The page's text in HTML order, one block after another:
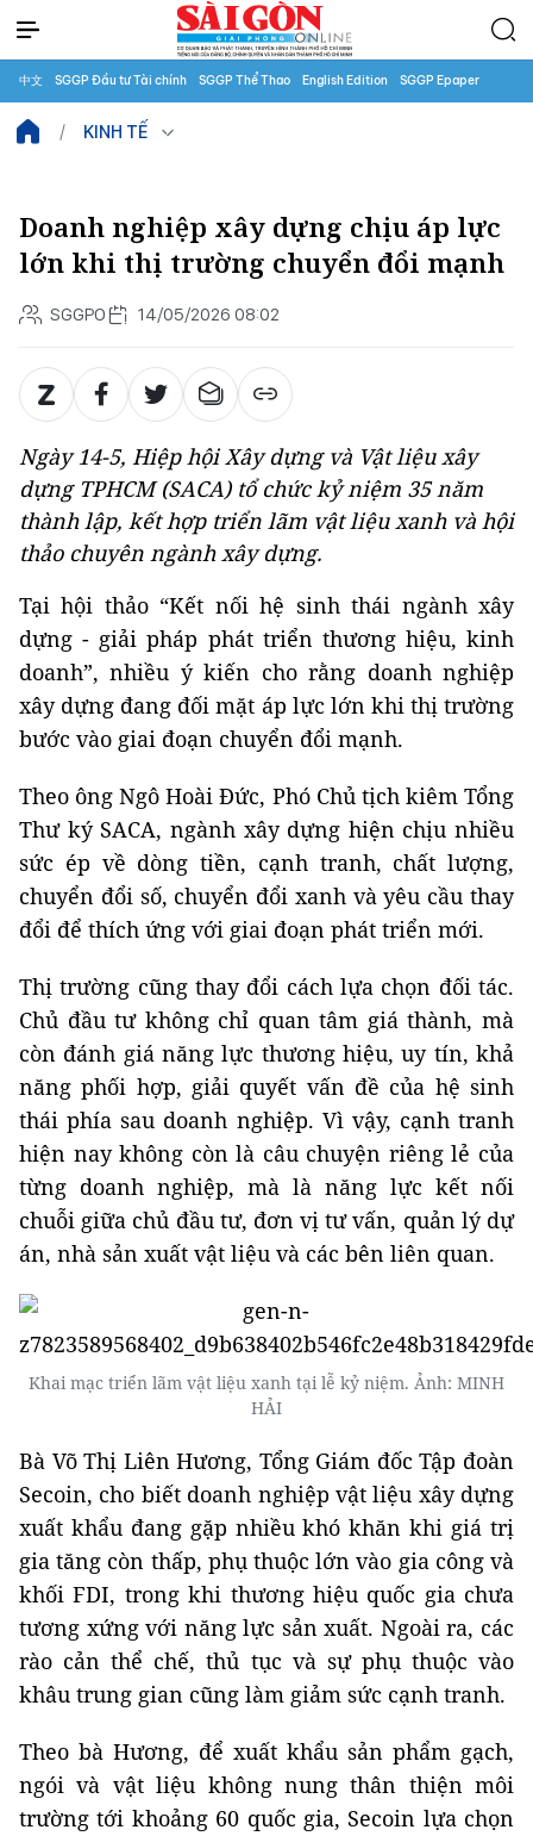
中文 SGGP Đầu tư Tài chính SGGP Thể Thao English Edition SGGP Epaper
KINH TẾ
Doanh nghiệp xây dựng chịu áp lực
lớn khi thị trường chuyển đổi mạnh
SGGPO 14/05/2026 08:02
Ngày 14-5, Hiệp hội Xây dựng và Vật liệu xây
dựng TPHCM (SACA) tổ chức kỷ niệm 35 năm
thành lập, kết hợp triển lãm vật liệu xanh và hội
thảo chuyên ngành xây dựng.
Tại hội thảo “Kết nối hệ sinh thái ngành xây
dựng - giải pháp phát triển thương hiệu, kinh
doanh”, nhiều ý kiến cho rằng doanh nghiệp
xây dựng đang đối mặt áp lực lớn khi thị trường
bước vào giai đoạn chuyển đổi mạnh.
Theo ông Ngô Hoài Đức, Phó Chủ tịch kiêm Tổng
Thư ký SACA, ngành xây dựng hiện chịu nhiều
sức ép về dòng tiền, cạnh tranh, chất lượng,
chuyển đổi số, chuyển đổi xanh và yêu cầu thay
đổi để thích ứng với giai đoạn phát triển mới.
Thị trường cũng thay đổi cách lựa chọn đối tác.
Chủ đầu tư không chỉ quan tâm giá thành, mà
còn đánh giá năng lực thương hiệu, uy tín, khả
năng phối hợp, giải quyết vấn đề của hệ sinh
thái phía sau doanh nghiệp. Vì vậy, cạnh tranh
hiện nay không còn là câu chuyện riêng lẻ của
từng doanh nghiệp, mà là năng lực kết nối
chuỗi giữa chủ đầu tư, đơn vị tư vấn, quản lý dự
án, nhà sản xuất vật liệu và các bên liên quan.
Khai mạc triển lãm vật liệu xanh tại lễ kỷ niệm. Ảnh: MINH
HẢI
Bà Võ Thị Liên Hương, Tổng Giám đốc Tập đoàn
Secoin, cho biết doanh nghiệp vật liệu xây dựng
xuất khẩu đang gặp nhiều khó khăn khi giá trị
gia tăng còn thấp, phụ thuộc lớn vào gia công và
khối FDI, trong khi thương hiệu quốc gia chưa
tương xứng với năng lực sản xuất. Ngoài ra, các
rào cản thể chế, thủ tục và sự phụ thuộc vào
khâu trung gian cũng làm giảm sức cạnh tranh.
Theo bà Hương, để xuất khẩu sản phẩm gạch,
ngói và vật liệu không nung thân thiện môi
trường tới khoảng 60 quốc gia, Secoin lựa chọn